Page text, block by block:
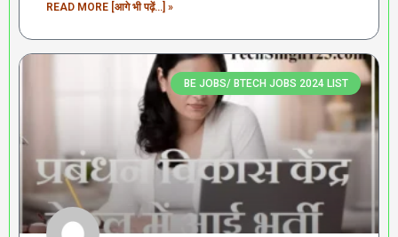
READ MORE [आगे भी पढ़ें...] »
BE JOBS/ BTECH JOBS 2024 LIST